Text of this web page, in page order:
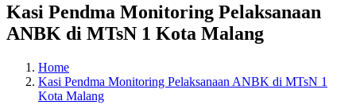
Kasi Pendma Monitoring Pelaksanaan
ANBK di MTsN 1 Kota Malang
Home
Kasi Pendma Monitoring Pelaksanaan ANBK di MTsN 1
Kota Malang